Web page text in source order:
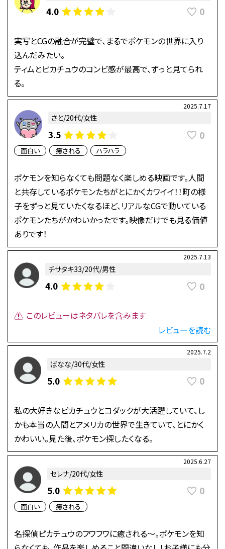
4.0 0
実写とCGの融合が完璧で、まるでポケモンの世界に入り
込んだみたい。
ティムとピカチュウのコンビ感が最高で、ずっと見てられ
る。
2025.7.17
さと/20代/女性
3.5 0
面白い 癒される ハラハラ
ポケモンを知らなくても問題なく楽しめる映画です。人間
と共存しているポケモンたちがとにかくカワイイ！！町の様
子をずっと見ていたくなるほど、リアルなCGで動いている
ポケモンたちがかわいかったです。映像だけでも見る価値
ありです！
2025.7.13
チサタキ33/20代/男性
4.0 0
このレビューはネタバレを含みます
レビューを読む
2025.7.2
ばなな/30代/女性
5.0 0
私の大好きなピカチュウとコダックが大活躍していて、し
かも本当の人間とアメリカの世界で生きていて、とにかく
かわいい。見た後、ポケモン探したくなる。
2025.6.27
セレナ/20代/女性
5.0 0
面白い 癒される
名探偵ピカチュウのフワフワに癒される～。ポケモンを知